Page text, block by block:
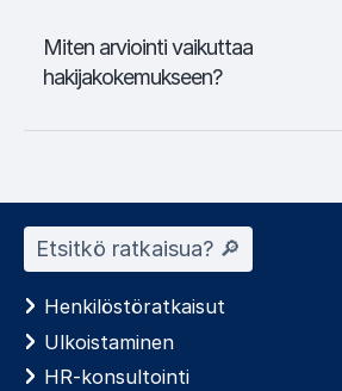
Miten arviointi vaikuttaa
hakijakokemukseen?
Etsitkö ratkaisua? 🔎︎
Henkilöstöratkaisut
Ulkoistaminen
HR-konsultointi